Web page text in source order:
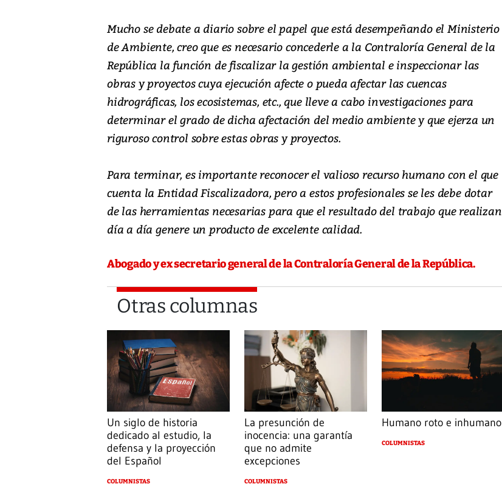
Mucho se debate a diario sobre el papel que está desempeñando el Ministerio
de Ambiente, creo que es necesario concederle a la Contraloría General de la
República la función de fiscalizar la gestión ambiental e inspeccionar las
obras y proyectos cuya ejecución afecte o pueda afectar las cuencas
hidrográficas, los ecosistemas, etc., que lleve a cabo investigaciones para
determinar el grado de dicha afectación del medio ambiente y que ejerza un
riguroso control sobre estas obras y proyectos.
Para terminar, es importante reconocer el valioso recurso humano con el que
cuenta la Entidad Fiscalizadora, pero a estos profesionales se les debe dotar
de las herramientas necesarias para que el resultado del trabajo que realizan
día a día genere un producto de excelente calidad.
Abogado y ex secretario general de la Contraloría General de la República.
Otras columnas
Un siglo de historia
dedicado al estudio, la
defensa y la proyección
del Español
COLUMNISTAS
La presunción de
inocencia: una garantía
que no admite
excepciones
COLUMNISTAS
Humano roto e inhumano
COLUMNISTAS